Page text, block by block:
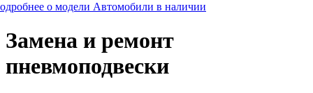
о модели Автомобили в наличии
Замена и ремонт
пневмоподвески